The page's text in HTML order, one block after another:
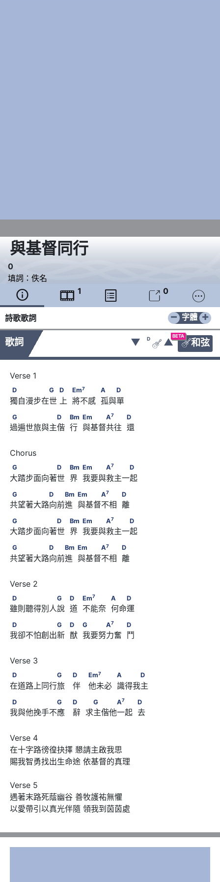
與基督同行
0
填詞： 佚名
  1   0 
詩歌歌詞 − +
字體
歌詞
BETA
和弦
▼ D
 ▲
D　　　　　G　      D　       Em
D G D Em7 A D
獨自漫步在世 上  將不感  孤與單
G　　　　　　D　       Bm　       Em　　　A
D
G D Bm Em A7 D
過遍世旅與主偕  行  與基督共往  還
G　　　　　　D　       Bm　       Em　　　A
G D Bm Em A7 D
大踏步面向著世  界  我要與救主一起
G　　　　　D　　Bm　       Em　　　A
G D Bm Em A7 D
共望著大路向前進  與基督不相  離
G　　　　　　D　       Bm　       Em　　　A
G D Bm Em A7 D
大踏步面向著世  界  我要與救主一起
G　　　　　D　　Bm　       Em　　　A
G D Bm Em A7 D
共望著大路向前進  與基督不相  離
D　　　　　　G　            D　       Em
A　　D
D G D Em7 A D
雖則聽得別人說  道  不能奈  何命運
D　　　　　　G　            D　       G　　　A
D
D G D G A7 D
我卻不怕創出新  猷  我要努力奮  鬥
D　　　　　　G　 D　 Em
A　　　D
D G D Em7 A D
在道路上同行旅　伴　他未必  識得我主
D　　　　　　G　 D　       　G　　　A
D G D G A7 D
我與他挽手不應　辭  求主偕他一起  去
Verse 4
在十字路徬徨抉擇 懇請主啟我思
賜我智勇找出生命途 依基督的真理
Verse 5
遇著末路死蔭幽谷 善牧護𧙗無懼
以愛帶引以真光伴隨 領我到茵茵處